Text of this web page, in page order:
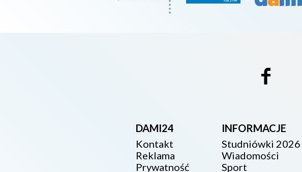
DAMI24
Kontakt
Reklama
Prywatność
INFORMACJE
Studniówki 2026
Wiadomości
Sport